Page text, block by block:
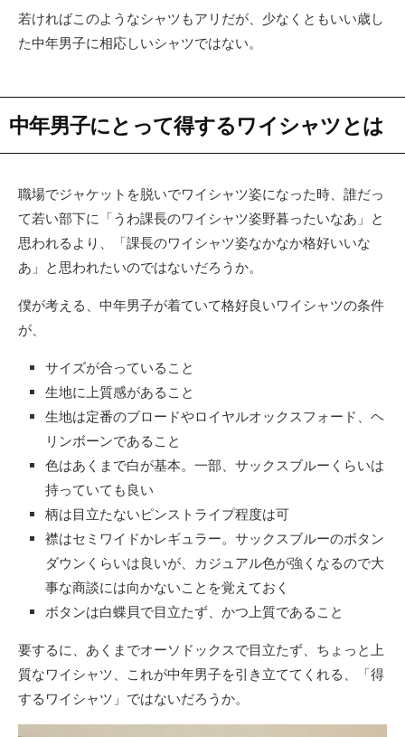
若ければこのようなシャツもアリだが、少なくともいい歳し
た中年男子に相応しいシャツではない。
中年男子にとって得するワイシャツとは
職場でジャケットを脱いでワイシャツ姿になった時、誰だっ
て若い部下に「うわ課長のワイシャツ姿野暮ったいなあ」と
思われるより、「課長のワイシャツ姿なかなか格好いいな
あ」と思われたいのではないだろうか。
僕が考える、中年男子が着ていて格好良いワイシャツの条件
が、
サイズが合っていること
生地に上質感があること
生地は定番のブロードやロイヤルオックスフォード、ヘ
リンボーンであること
色はあくまで白が基本。一部、サックスブルーくらいは
持っていても良い
柄は目立たないピンストライプ程度は可
襟はセミワイドかレギュラー。サックスブルーのボタン
ダウンくらいは良いが、カジュアル色が強くなるので大
事な商談には向かないことを覚えておく
ボタンは白蝶貝で目立たず、かつ上質であること
要するに、あくまでオーソドックスで目立たず、ちょっと上
質なワイシャツ、これが中年男子を引き立ててくれる、「得
するワイシャツ」ではないだろうか。